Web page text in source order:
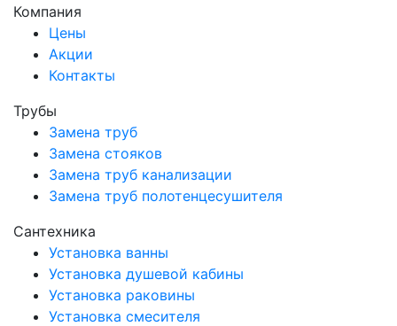
Компания
Цены
Акции
Контакты
Трубы
Замена труб
Замена стояков
Замена труб канализации
Замена труб полотенцесушителя
Сантехника
Установка ванны
Установка душевой кабины
Установка раковины
Установка смесителя